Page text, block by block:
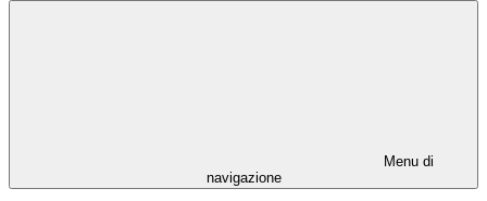
Menu di
navigazione